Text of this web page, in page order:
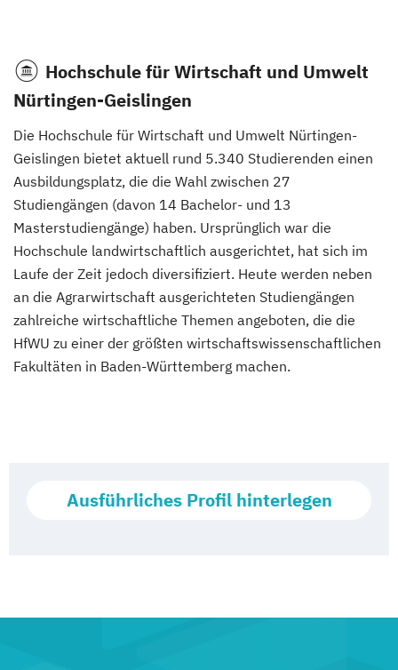
Hochschule für Wirtschaft und Umwelt
Nürtingen-Geislingen
Die Hochschule für Wirtschaft und Umwelt Nürtingen-
Geislingen bietet aktuell rund 5.340 Studierenden einen
Ausbildungsplatz, die die Wahl zwischen 27
Studiengängen (davon 14 Bachelor- und 13
Masterstudiengänge) haben. Ursprünglich war die
Hochschule landwirtschaftlich ausgerichtet, hat sich im
Laufe der Zeit jedoch diversifiziert. Heute werden neben
an die Agrarwirtschaft ausgerichteten Studiengängen
zahlreiche wirtschaftliche Themen angeboten, die die
HfWU zu einer der größten wirtschaftswissenschaftlichen
Fakultäten in Baden-Württemberg machen.
Ausführliches Profil hinterlegen